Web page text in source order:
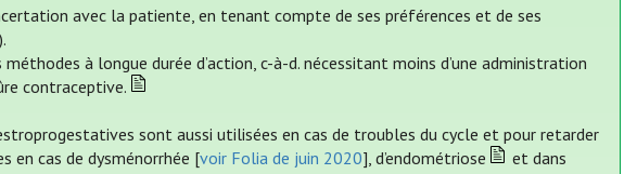
avec la patiente, en tenant compte de ses préférences et de ses
).
à longue durée d’action, c-à-d. nécessitant moins d’une administration
contraceptive.
sont aussi utilisées en cas de troubles du cycle et pour retarder
en cas de dysménorrhée [voir Folia de juin 2020], d’endométriose
et dans